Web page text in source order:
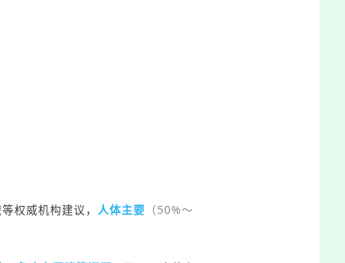
权威机构建议， 人体主要 （50%～